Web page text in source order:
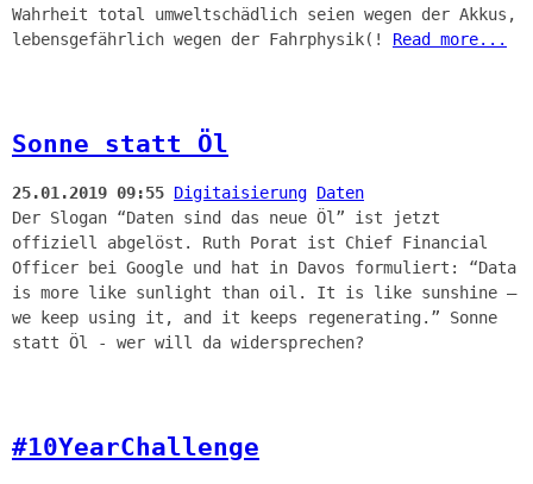
Wahrheit total umweltschädlich seien wegen der Akkus,
lebensgefährlich wegen der Fahrphysik(! Read more...
Sonne statt Öl
25.01.2019 09:55 Digitaisierung Daten
Der Slogan “Daten sind das neue Öl” ist jetzt
offiziell abgelöst. Ruth Porat ist Chief Financial
Officer bei Google und hat in Davos formuliert: “Data
is more like sunlight than oil. It is like sunshine —
we keep using it, and it keeps regenerating.” Sonne
statt Öl - wer will da widersprechen?
#10YearChallenge